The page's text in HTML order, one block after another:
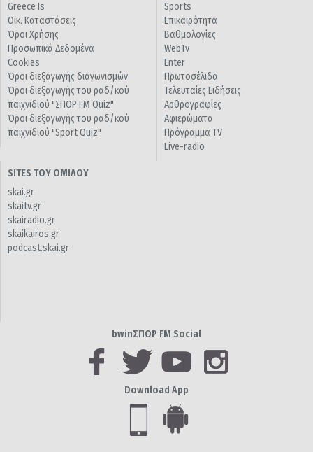
Greece Is
Οικ. Καταστάσεις
Όροι Χρήσης
Προσωπικά Δεδομένα
Cookies
Όροι διεξαγωγής διαγωνισμών
Όροι διεξαγωγής του ραδ/κού
παιχνιδιού "ΣΠΟΡ FM Quiz"
Όροι διεξαγωγής του ραδ/κού
παιχνιδιού "Sport Quiz"
Sports
Επικαιρότητα
Βαθμολογίες
WebTv
Enter
Πρωτοσέλιδα
Τελευταίες Ειδήσεις
Αρθρογραφίες
Αφιερώματα
Πρόγραμμα TV
Live-radio
SITES ΤΟΥ ΟΜΙΛΟΥ
skai.gr
skaitv.gr
skairadio.gr
skaikairos.gr
podcast.skai.gr
bwinΣΠΟΡ FM Social
Download App